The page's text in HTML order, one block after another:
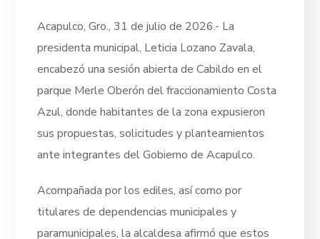
Acapulco, Gro., 31 de julio de 2026.- La
presidenta municipal, Leticia Lozano Zavala,
encabezó una sesión abierta de Cabildo en el
parque Merle Oberón del fraccionamiento Costa
Azul, donde habitantes de la zona expusieron
sus propuestas, solicitudes y planteamientos
ante integrantes del Gobierno de Acapulco.
Acompañada por los ediles, así como por
titulares de dependencias municipales y
paramunicipales, la alcaldesa afirmó que estos